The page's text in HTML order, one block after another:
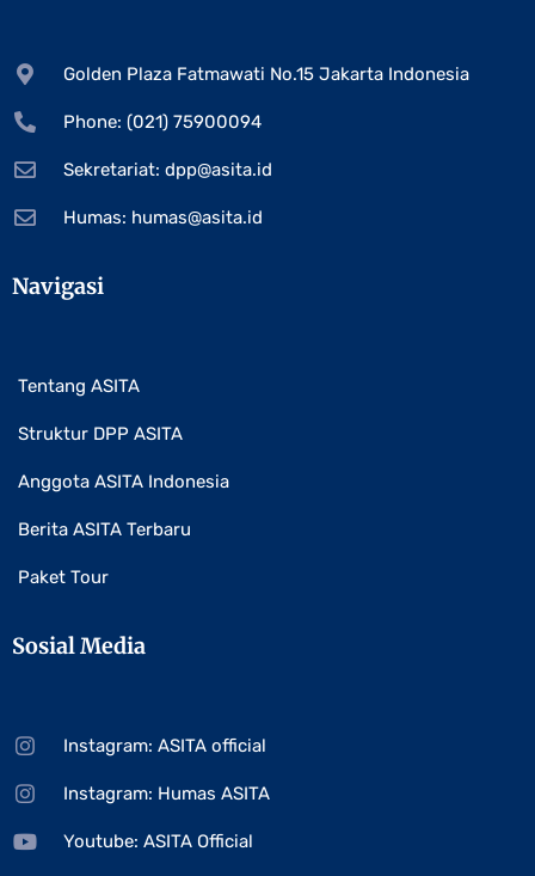
Golden Plaza Fatmawati No.15 Jakarta Indonesia
Phone: (021) 75900094
Sekretariat: dpp@asita.id
Humas: humas@asita.id
Navigasi
Tentang ASITA
Struktur DPP ASITA
Anggota ASITA Indonesia
Berita ASITA Terbaru
Paket Tour
Sosial Media
Instagram: ASITA official
Instagram: Humas ASITA
Youtube: ASITA Official